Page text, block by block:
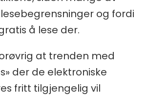
og fordi
å lese der.
at trenden med
der de elektroniske
fritt tilgjengelig vil